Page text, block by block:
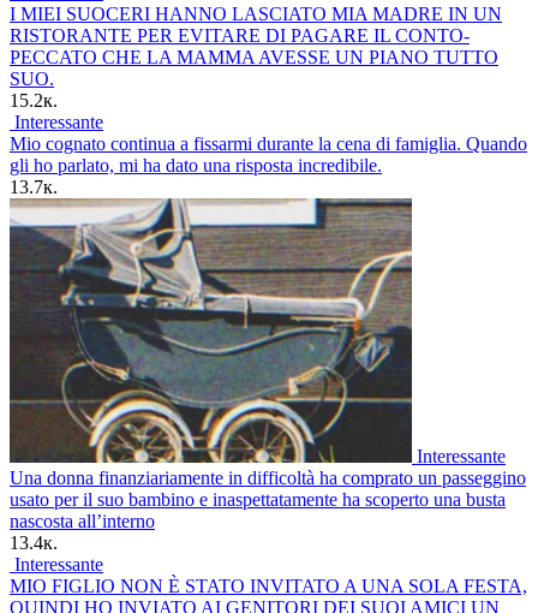
I MIEI SUOCERI HANNO LASCIATO MIA MADRE IN UN
RISTORANTE PER EVITARE DI PAGARE IL CONTO-
PECCATO CHE LA MAMMA AVESSE UN PIANO TUTTO
SUO.
15.2к.
Interessante
Mio cognato continua a fissarmi durante la cena di famiglia. Quando
gli ho parlato, mi ha dato una risposta incredibile.
13.7к.
Interessante
Una donna finanziariamente in difficoltà ha comprato un passeggino
usato per il suo bambino e inaspettatamente ha scoperto una busta
nascosta all’interno
13.4к.
Interessante
MIO FIGLIO NON È STATO INVITATO A UNA SOLA FESTA,
QUINDI HO INVIATO AI GENITORI DEI SUOI AMICI UN